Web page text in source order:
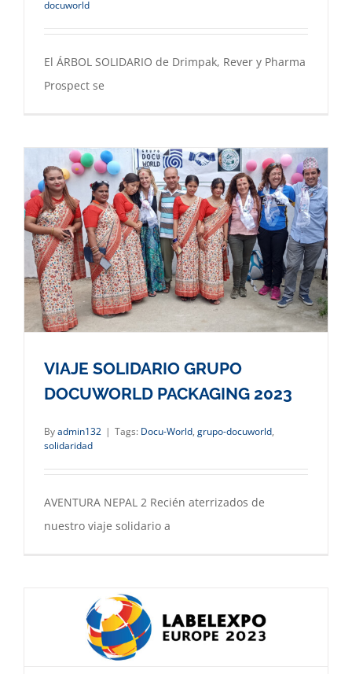
docuworld
El ÁRBOL SOLIDARIO de Drimpak, Rever y Pharma
Prospect se
VIAJE SOLIDARIO GRUPO
DOCUWORLD PACKAGING 2023
Byadmin132 | Tags: Docu-World, grupo-docuworld,
solidaridad
AVENTURA NEPAL 2 Recién aterrizados de
nuestro viaje solidario a